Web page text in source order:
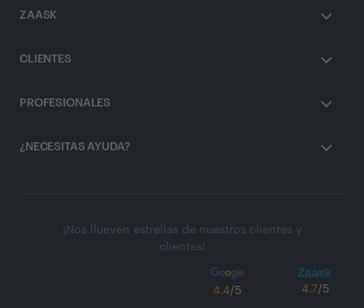
ZAASK
CLIENTES
PROFESIONALES
¿NECESITAS AYUDA?
¡Nos llueven estrellas de nuestros clientes y
clientas!
4.4/5 4.7/5